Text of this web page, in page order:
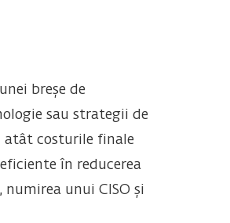
breșe de
sau strategii de
atât costurile finale
în reducerea
unui CISO și